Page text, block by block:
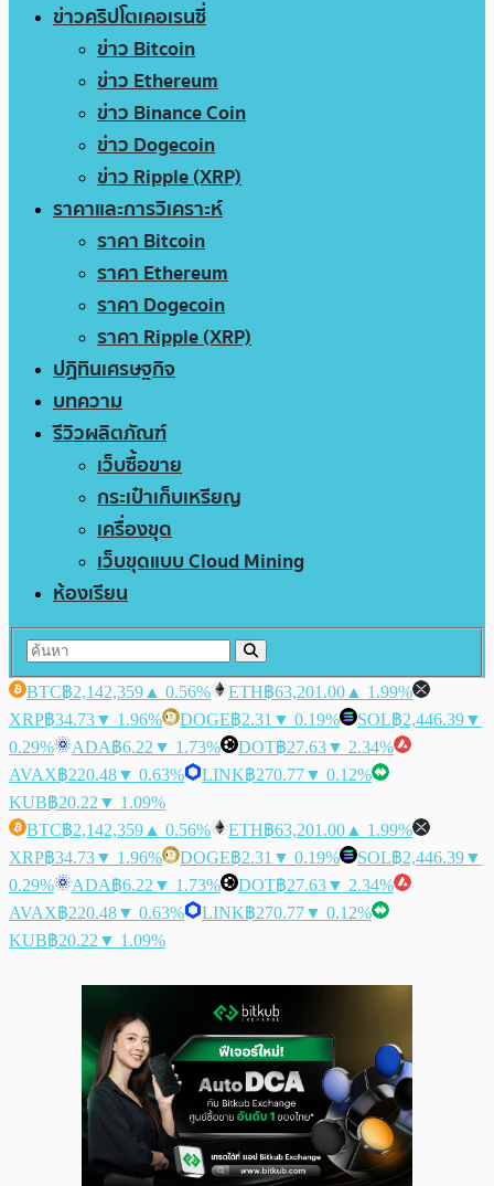
ข่าวคริปโตเคอเรนซี่
ข่าว Bitcoin
ข่าว Ethereum
ข่าว Binance Coin
ข่าว Dogecoin
ข่าว Ripple (XRP)
ราคาและการวิเคราะห์
ราคา Bitcoin
ราคา Ethereum
ราคา Dogecoin
ราคา Ripple (XRP)
ปฏิทินเศรษฐกิจ
บทความ
รีวิวผลิตภัณฑ์
เว็บซื้อขาย
กระเป๋าเก็บเหรียญ
เครื่องขุด
เว็บขุดแบบ Cloud Mining
ห้องเรียน
BTC฿2,142,359 ▲ 0.56% ETH฿63,201.00 ▲ 1.99%
XRP฿34.73▼ 1.96% DOGE฿2.31 ▼ 0.19% SOL฿2,446.39▼
0.29%
ADA฿6.22 ▼ 1.73% DOT฿27.63▼ 2.34%
AVAX฿220.48▼ 0.63% LINK฿270.77▼ 0.12%
KUB฿20.22 ▼ 1.09%
BTC฿2,142,359 ▲ 0.56% ETH฿63,201.00 ▲ 1.99%
XRP฿34.73▼ 1.96% DOGE฿2.31 ▼ 0.19% SOL฿2,446.39▼
0.29%
ADA฿6.22 ▼ 1.73% DOT฿27.63▼ 2.34%
AVAX฿220.48▼ 0.63% LINK฿270.77▼ 0.12%
KUB฿20.22 ▼ 1.09%